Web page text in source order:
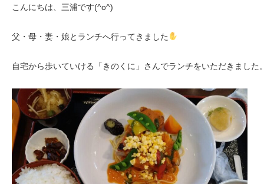
こんにちは、三浦です(^o^)
父・母・妻・娘とランチへ行ってきました
自宅から歩いていける「きのくに」さんでランチをいただきました